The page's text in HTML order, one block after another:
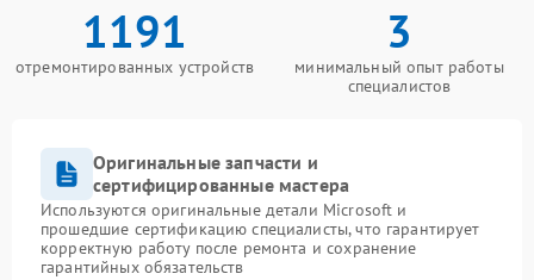
1191
отремонтированных устройств
3
минимальный опыт работы
специалистов
Оригинальные запчасти и
сертифицированные мастера
Используются оригинальные детали Microsoft и
прошедшие сертификацию специалисты, что гарантирует
корректную работу после ремонта и сохранение
гарантийных обязательств